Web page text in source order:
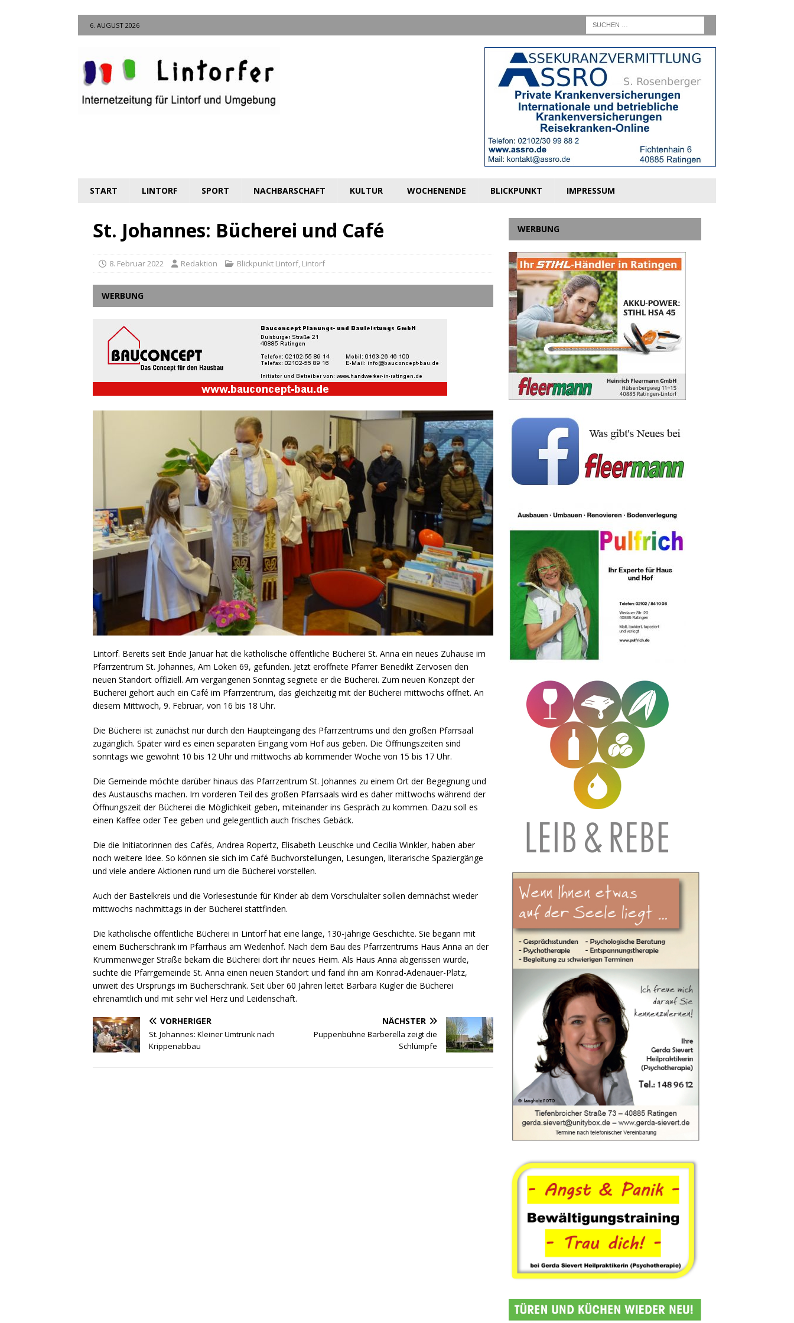
6. AUGUST 2026
START LINTORF SPORT NACHBARSCHAFT KULTUR WOCHENENDE BLICKPUNKT IMPRESSUM
St. Johannes: Bücherei und Café
8. Februar 2022 Redaktion Blickpunkt Lintorf, Lintorf
WERBUNG
Lintorf. Bereits seit Ende Januar hat die katholische öffentliche Bücherei St. Anna ein neues Zuhause im
Pfarrzentrum St. Johannes, Am Löken 69, gefunden. Jetzt eröffnete Pfarrer Benedikt Zervosen den
neuen Standort offiziell. Am vergangenen Sonntag segnete er die Bücherei. Zum neuen Konzept der
Bücherei gehört auch ein Café im Pfarrzentrum, das gleichzeitig mit der Bücherei mittwochs öffnet. An
diesem Mittwoch, 9. Februar, von 16 bis 18 Uhr.
Die Bücherei ist zunächst nur durch den Haupteingang des Pfarrzentrums und den großen Pfarrsaal
zugänglich. Später wird es einen separaten Eingang vom Hof aus geben. Die Öffnungszeiten sind
sonntags wie gewohnt 10 bis 12 Uhr und mittwochs ab kommender Woche von 15 bis 17 Uhr.
Die Gemeinde möchte darüber hinaus das Pfarrzentrum St. Johannes zu einem Ort der Begegnung und
des Austauschs machen. Im vorderen Teil des großen Pfarrsaals wird es daher mittwochs während der
Öffnungszeit der Bücherei die Möglichkeit geben, miteinander ins Gespräch zu kommen. Dazu soll es
einen Kaffee oder Tee geben und gelegentlich auch frisches Gebäck.
Die die Initiatorinnen des Cafés, Andrea Ropertz, Elisabeth Leuschke und Cecilia Winkler, haben aber
noch weitere Idee. So können sie sich im Café Buchvorstellungen, Lesungen, literarische Spaziergänge
und viele andere Aktionen rund um die Bücherei vorstellen.
Auch der Bastelkreis und die Vorlesestunde für Kinder ab dem Vorschulalter sollen demnächst wieder
mittwochs nachmittags in der Bücherei stattfinden.
Die katholische öffentliche Bücherei in Lintorf hat eine lange, 130-jährige Geschichte. Sie begann mit
einem Bücherschrank im Pfarrhaus am Wedenhof. Nach dem Bau des Pfarrzentrums Haus Anna an der
Krummenweger Straße bekam die Bücherei dort ihr neues Heim. Als Haus Anna abgerissen wurde,
suchte die Pfarrgemeinde St. Anna einen neuen Standort und fand ihn am Konrad-Adenauer-Platz,
unweit des Ursprungs im Bücherschrank. Seit über 60 Jahren leitet Barbara Kugler die Bücherei
ehrenamtlich und mit sehr viel Herz und Leidenschaft.
VORHERIGER
St. Johannes: Kleiner Umtrunk nach
Krippenabbau
NÄCHSTER
Puppenbühne Barberella zeigt die
Schlümpfe
WERBUNG